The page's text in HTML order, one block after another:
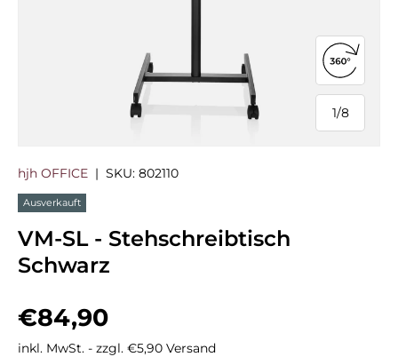
1/
von
8
360°-
hjh OFFICE | SKU: 802110
Ausverkauft
VM-SL - Stehschreibtisch
Schwarz
Normaler Preis
€84,90
inkl. MwSt. - zzgl. €5,90 Versand